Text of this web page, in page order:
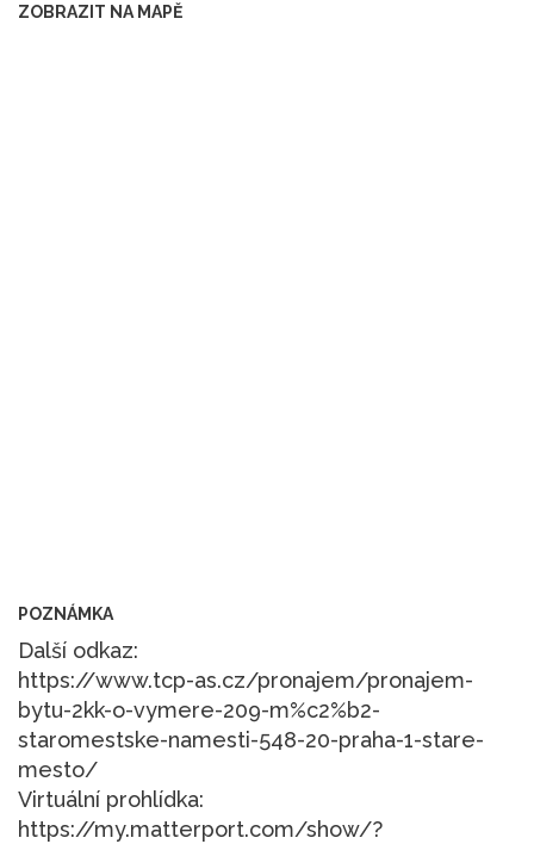
ZOBRAZIT NA MAPĚ
POZNÁMKA
Další odkaz:
https://www.tcp-as.cz/pronajem/pronajem-
bytu-2kk-o-vymere-209-m%c2%b2-
staromestske-namesti-548-20-praha-1-stare-
mesto/
Virtuální prohlídka:
https://my.matterport.com/show/?